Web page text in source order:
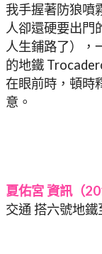
我手握著防狼噴
人卻還硬要出門
人生鋪路了），
的地鐵
在眼前時，頓時
意。
夏佑宮 資訊（
交通 搭六號地